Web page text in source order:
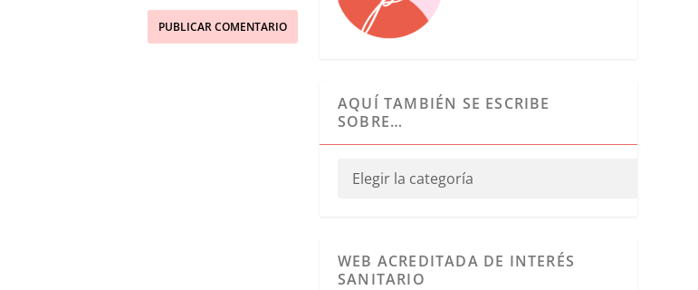
AQUÍ TAMBIÉN SE ESCRIBE
SOBRE…
WEB ACREDITADA DE INTERÉS
SANITARIO